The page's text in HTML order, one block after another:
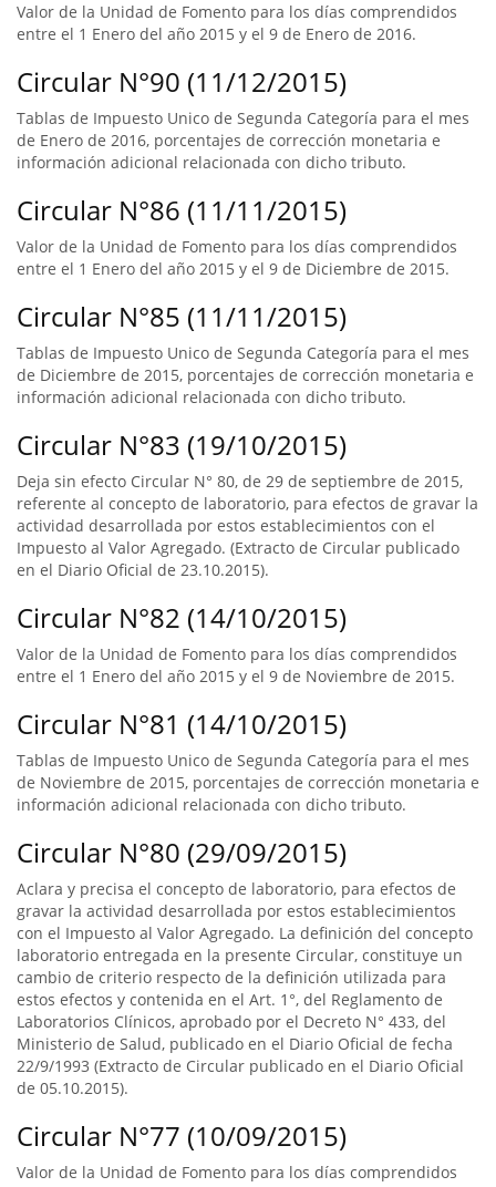
Valor de la Unidad de Fomento para los días comprendidos
entre el 1 Enero del año 2015 y el 9 de Enero de 2016.
Circular N°90 (11/12/2015)
Tablas de Impuesto Unico de Segunda Categoría para el mes
de Enero de 2016, porcentajes de corrección monetaria e
información adicional relacionada con dicho tributo.
Circular N°86 (11/11/2015)
Valor de la Unidad de Fomento para los días comprendidos
entre el 1 Enero del año 2015 y el 9 de Diciembre de 2015.
Circular N°85 (11/11/2015)
Tablas de Impuesto Unico de Segunda Categoría para el mes
de Diciembre de 2015, porcentajes de corrección monetaria e
información adicional relacionada con dicho tributo.
Circular N°83 (19/10/2015)
Deja sin efecto Circular N° 80, de 29 de septiembre de 2015,
referente al concepto de laboratorio, para efectos de gravar la
actividad desarrollada por estos establecimientos con el
Impuesto al Valor Agregado. (Extracto de Circular publicado
en el Diario Oficial de 23.10.2015).
Circular N°82 (14/10/2015)
Valor de la Unidad de Fomento para los días comprendidos
entre el 1 Enero del año 2015 y el 9 de Noviembre de 2015.
Circular N°81 (14/10/2015)
Tablas de Impuesto Unico de Segunda Categoría para el mes
de Noviembre de 2015, porcentajes de corrección monetaria e
información adicional relacionada con dicho tributo.
Circular N°80 (29/09/2015)
Aclara y precisa el concepto de laboratorio, para efectos de
gravar la actividad desarrollada por estos establecimientos
con el Impuesto al Valor Agregado. La definición del concepto
laboratorio entregada en la presente Circular, constituye un
cambio de criterio respecto de la definición utilizada para
estos efectos y contenida en el Art. 1°, del Reglamento de
Laboratorios Clínicos, aprobado por el Decreto N° 433, del
Ministerio de Salud, publicado en el Diario Oficial de fecha
22/9/1993 (Extracto de Circular publicado en el Diario Oficial
de 05.10.2015).
Circular N°77 (10/09/2015)
Valor de la Unidad de Fomento para los días comprendidos